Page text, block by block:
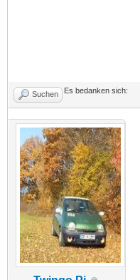
Suchen Es bedanken sich: